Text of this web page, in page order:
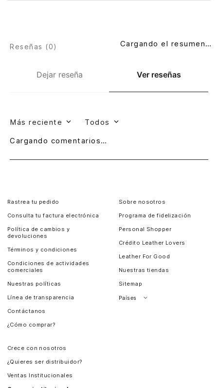
Dejar reseña Ver reseñas
Reseñas (0) Cargando el resumen…
Más reciente Todos
Cargando comentarios…
Rastrea tu pedido
Consulta tu factura electrónica
Política de cambios y
devoluciones
Términos y condiciones
Condiciones de actividades
comerciales
Nuestras políticas
Línea de transparencia
Contáctanos
¿Cómo comprar?
Sobre nosotros
Programa de fidelización
Personal Shopper
Crédito Leather Lovers
Leather For Good
Nuestras tiendas
Sitemap
Países
Crece con nosotros
¿Quieres ser distribuidor?
Ventas Institucionales